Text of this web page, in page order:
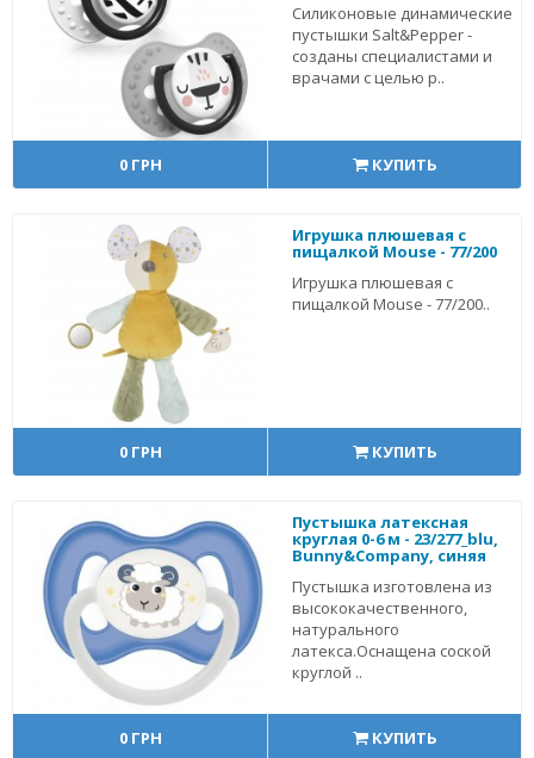
Силиконовые динамические
пустышки Salt&Pepper -
созданы специалистами и
врачами с целью р..
0 ГРН КУПИТЬ
Игрушка плюшевая с
пищалкой Mouse - 77/200
Игрушка плюшевая с
пищалкой Mouse - 77/200..
0 ГРН КУПИТЬ
Пустышка латексная
круглая 0-6 м - 23/277_blu,
Bunny&Company, синяя
Пустышка изготовлена из
высококачественного,
натурального
латекса.Оснащена соской
круглой ..
0 ГРН КУПИТЬ